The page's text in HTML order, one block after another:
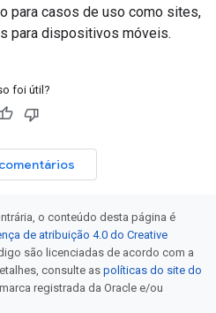
para casos de uso como sites,
para dispositivos móveis.
foi útil?
o conteúdo desta página é
de atribuição 4.0 do Creative
são licenciadas de acordo com a
consulte as políticas do site do
registrada da Oracle e/ou